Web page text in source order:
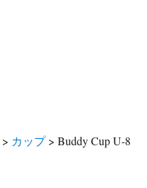
> カップ> Buddy Cup U-8